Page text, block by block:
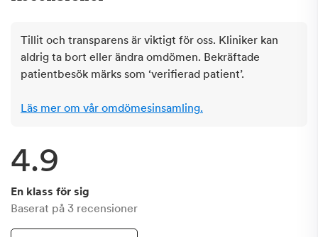
Tillit och transparens är viktigt för oss. Kliniker kan
aldrig ta bort eller ändra omdömen. Bekräftade
patientbesök märks som ‘verifierad patient’.
Läs mer om vår omdömesinsamling.
4.9
En klass för sig
Baserat på 3 recensioner